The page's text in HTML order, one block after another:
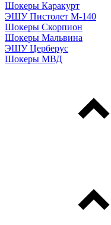
Шокеры Каракурт
ЭШУ Пистолет М-140
Шокеры Скорпион
Шокеры Мальвина
ЭШУ Церберус
Шокеры МВД